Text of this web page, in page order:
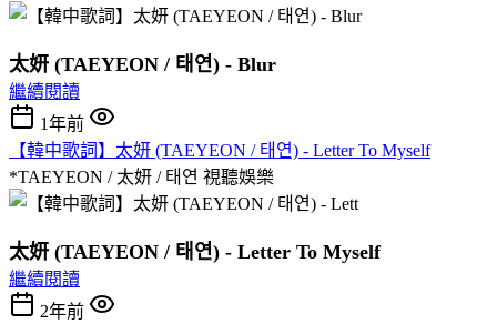
太妍 (TAEYEON / 태연) - Blur
繼續閱讀
1年前
【韓中歌詞】太妍 (TAEYEON / 태연) - Letter To Myself
*TAEYEON / 太妍 / 태연 視聽娛樂
太妍 (TAEYEON / 태연) - Letter To Myself
繼續閱讀
2年前